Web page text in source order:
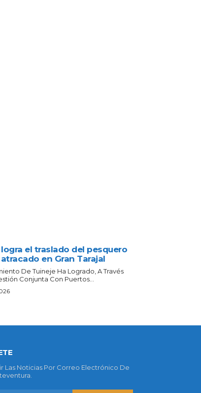
el traslado del pesquero
en Gran Tarajal
De Tuineje Ha Logrado, A Través
Conjunta Con Puertos...
Las Noticias Por Correo Electrónico De